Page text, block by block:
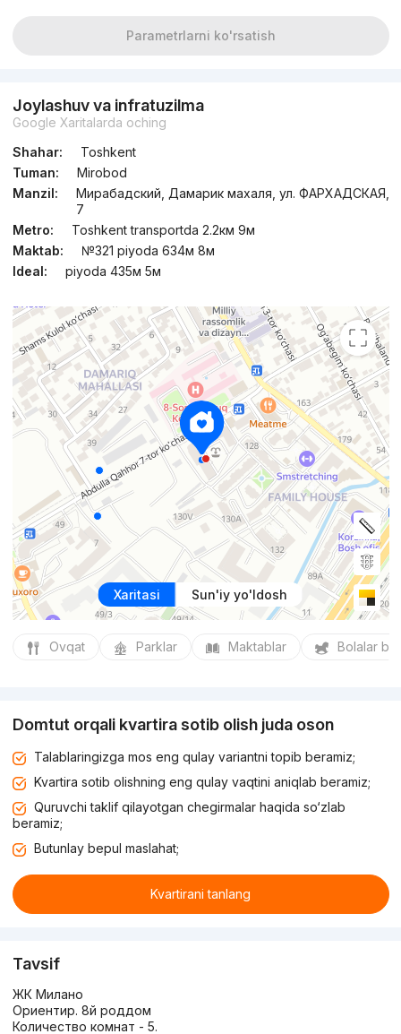
Parametrlarni ko'rsatish
Joylashuv va infratuzilma
Google Xaritalarda oching
Shahar:
Toshkent
Tuman:
Mirobod
Manzil:
Мирабадский, Дамарик махаля, ул. ФАРХАДСКАЯ,
7
Metro:
Toshkent transportda 2.2км 9м
Maktab:
№321 piyoda 634м 8м
Ideal:
piyoda 435м 5м
Xaritasi Sun'iy yo'ldosh
Ovqat Parklar Maktablar Bolalar
Domtut orqali kvartira sotib olish juda oson
Talablaringizga mos eng qulay variantni topib beramiz;
Kvartira sotib olishning eng qulay vaqtini aniqlab beramiz;
Quruvchi taklif qilayotgan chegirmalar haqida so‘zlab
beramiz;
Butunlay bepul maslahat;
Kvartirani tanlang
Tavsif
ЖК Милано
Ориентир. 8й роддом
Количество комнат - 5.